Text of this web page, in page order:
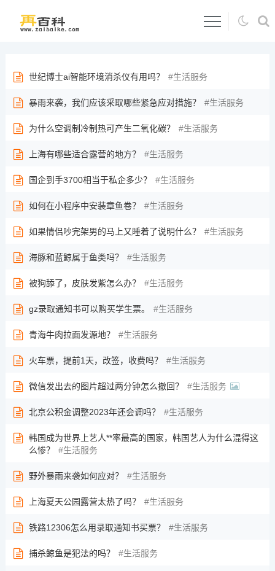
世纪博士ai智能环境消杀仪有用吗？ 生活服务
暴雨来袭，我们应该采取哪些紧急应对措施？ 生活服务
为什么空调制冷制热可产生二氧化碳？ 生活服务
上海有哪些适合露营的地方？ 生活服务
国企到手3700相当于私企多少？ 生活服务
如何在小程序中安装章鱼卷？ 生活服务
如果情侣吵完架男的马上又睡着了说明什么？ 生活服务
海豚和蓝鲸属于鱼类吗？ 生活服务
被狗舔了，皮肤发紫怎么办？ 生活服务
gz录取通知书可以购买学生票。 生活服务
青海牛肉拉面发源地？ 生活服务
火车票，提前1天，改签，收费吗？ 生活服务
微信发出去的图片超过两分钟怎么撤回？ 生活服务
北京公积金调整2023年还会调吗？ 生活服务
韩国成为世界上艺人**率最高的国家，韩国艺人为什么混得这
么惨？
生活服务
野外暴雨来袭如何应对？ 生活服务
上海夏天公园露营太热了吗？ 生活服务
铁路12306怎么用录取通知书买票？ 生活服务
捕杀鲸鱼是犯法的吗？ 生活服务